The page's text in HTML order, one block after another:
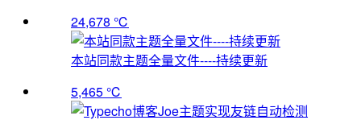
24,678 ℃
本站同款主题全量文件----持续更新
5,465 ℃